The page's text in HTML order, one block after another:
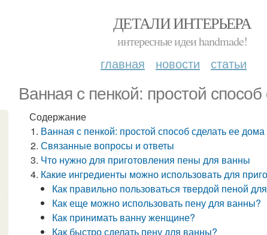
ДЕТАЛИ ИНТЕРЬЕРА
интересные идеи handmade!
главная новости статьи
Ванная с пенкой: простой
Содержание
Ванная с пенкой: простой способ сделать ее дома
Связанные вопросы и ответы
Что нужно для приготовления пены для ванны
Какие ингредиенты можно использовать для
Как правильно пользоваться твердой пеной
Как еще можно использовать пену для ванны?
Как принимать ванну женщине?
Как быстро сделать пену для ванны?